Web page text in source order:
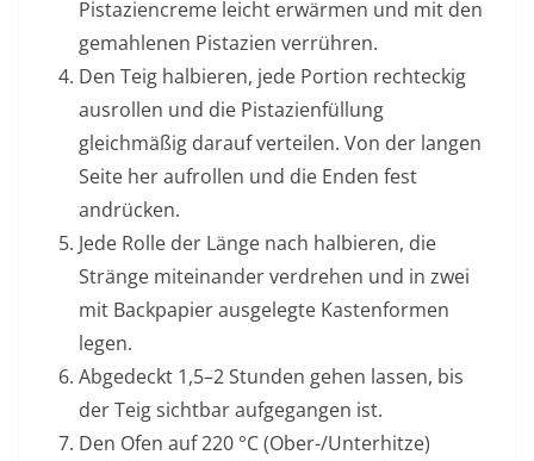
Pistaziencreme leicht erwärmen und mit den
gemahlenen Pistazien verrühren.
Den Teig halbieren, jede Portion rechteckig
ausrollen und die Pistazienfüllung
gleichmäßig darauf verteilen. Von der langen
Seite her aufrollen und die Enden fest
andrücken.
Jede Rolle der Länge nach halbieren, die
Stränge miteinander verdrehen und in zwei
mit Backpapier ausgelegte Kastenformen
legen.
Abgedeckt 1,5–2 Stunden gehen lassen, bis
der Teig sichtbar aufgegangen ist.
Den Ofen auf 220 °C (Ober-/Unterhitze)